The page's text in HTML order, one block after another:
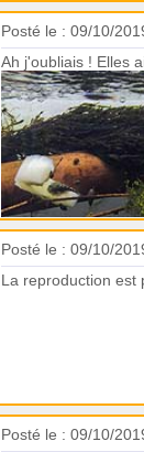
Posté le : 09/10/
Ah j'oubliais ! Elles
Posté le : 09/10/
La reproduction est
Posté le : 09/10/